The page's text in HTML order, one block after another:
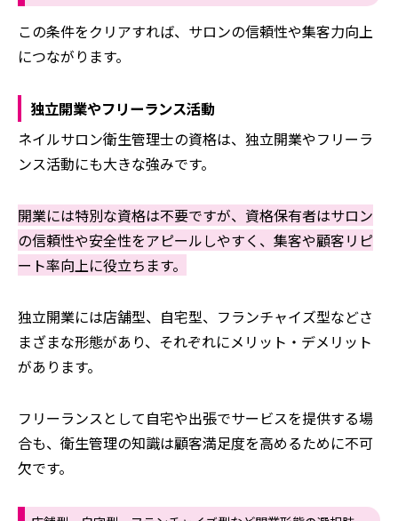
この条件をクリアすれば、サロンの信頼性や集客力向上
につながります。
独立開業やフリーランス活動
ネイルサロン衛生管理士の資格は、独立開業やフリーラ
ンス活動にも大きな強みです。
開業には特別な資格は不要ですが、資格保有者はサロン
の信頼性や安全性をアピールしやすく、集客や顧客リピ
ート率向上に役立ちます。
独立開業には店舗型、自宅型、フランチャイズ型などさ
まざまな形態があり、それぞれにメリット・デメリット
があります。
フリーランスとして自宅や出張でサービスを提供する場
合も、衛生管理の知識は顧客満足度を高めるために不可
欠です。